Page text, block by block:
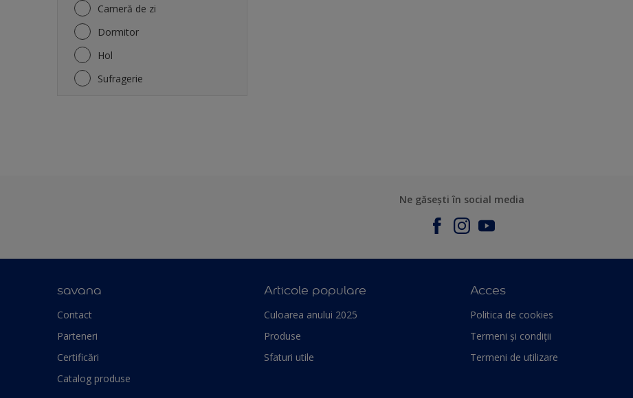
Cameră de zi
Dormitor
Hol
Sufragerie
Ne găsești în social media
savana
Contact
Parteneri
Certificări
Catalog produse
Articole populare
Culoarea anului 2025
Produse
Sfaturi utile
Acces
Politica de cookies
Termeni și condiții
Termeni de utilizare